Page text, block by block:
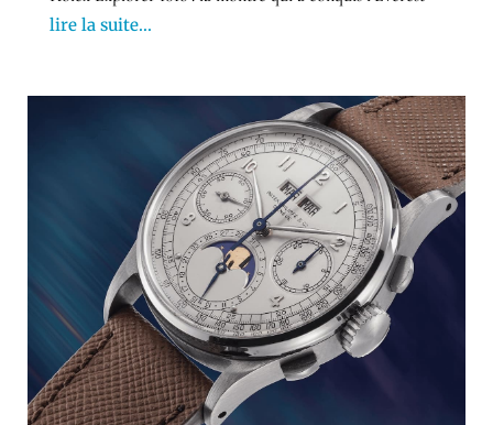
lire la suite...